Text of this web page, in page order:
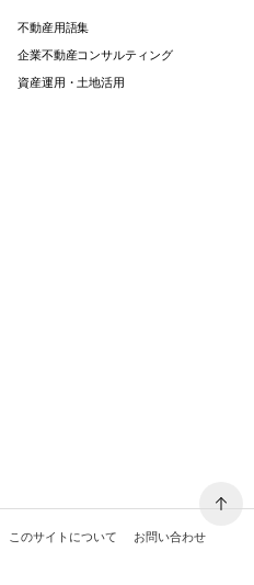
不動産用語集
企業不動産コンサルティング
資産運用・土地活用
このサイトについて お問い合わせ